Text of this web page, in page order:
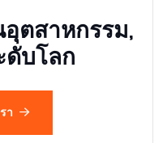
ตสาหกรรม,
ดับโลก
า